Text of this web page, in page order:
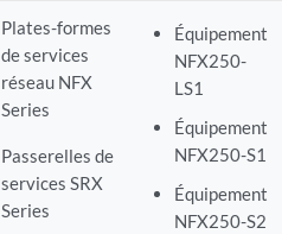
Plates-formes
de services
réseau NFX
Series
Passerelles de
services SRX
Series
Équipement
NFX250-
LS1
Équipement
NFX250-S1
Équipement
NFX250-S2